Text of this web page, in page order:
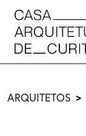
ARQUITETOS